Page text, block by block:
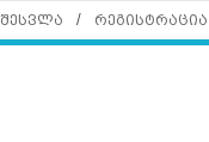
შესვლა რეგისტრაცია